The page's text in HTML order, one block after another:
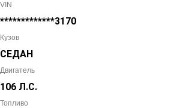
VIN
*************3170
Кузов
СЕДАН
Двигатель
106 Л.С.
Топливо